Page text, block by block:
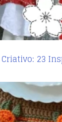
Criativo: 23